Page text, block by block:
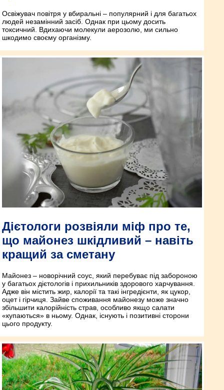
Освіжувач повітря у вбиральні – популярний і для багатьох
людей незамінний засіб. Однак при цьому досить
токсичний. Вдихаючи молекули аерозолю, ми сильно
шкодимо своєму організму.
Дієтологи розвіяли міф про те,
що майонез шкідливий – навіть
кращий за сметану
Майонез – новорічний соус, який перебуває під забороною
у багатьох дієтологів і прихильників здорового харчування.
Адже він містить жир, калорії та такі інгредієнти, як цукор,
оцет і гірчиця. Зайве споживання майонезу може значно
збільшити калорійність страв, особливо якщо салати
«купаються» в ньому. Однак, існують і позитивні сторони
цього продукту.